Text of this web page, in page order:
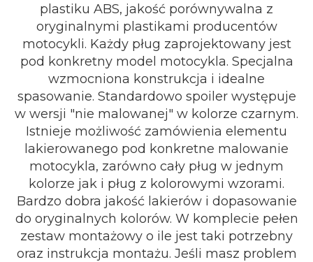
plastiku ABS, jakość porównywalna z
oryginalnymi plastikami producentów
motocykli. Każdy pług zaprojektowany jest
pod konkretny model motocykla. Specjalna
wzmocniona konstrukcja i idealne
spasowanie. Standardowo spoiler występuje
w wersji "nie malowanej" w kolorze czarnym.
Istnieje możliwość zamówienia elementu
lakierowanego pod konkretne malowanie
motocykla, zarówno cały pług w jednym
kolorze jak i pług z kolorowymi wzorami.
Bardzo dobra jakość lakierów i dopasowanie
do oryginalnych kolorów. W komplecie pełen
zestaw montażowy o ile jest taki potrzebny
oraz instrukcja montażu. Jeśli masz problem